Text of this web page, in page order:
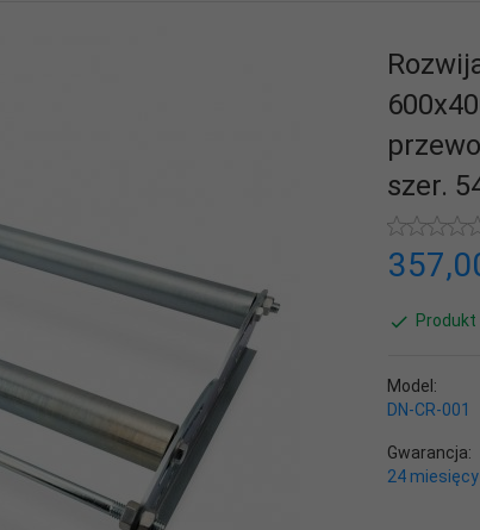
szer.
357,
Model:
DN-CR-001
Gwarancja:
24 miesięcy